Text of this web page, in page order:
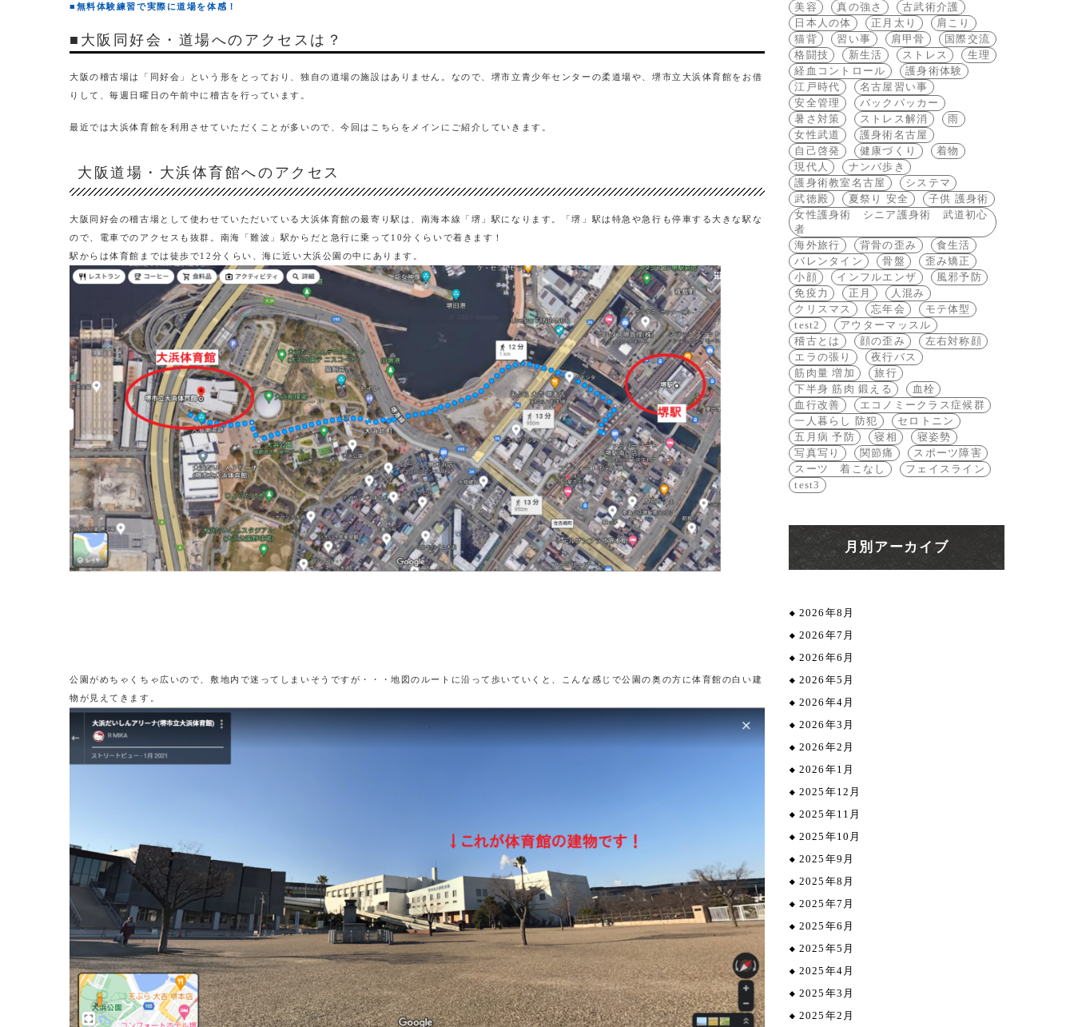
■無料体験練習で実際に道場を体感！
■大阪同好会・道場へのアクセスは？
大阪の稽古場は「同好会」という形をとっており、独自の道場の施設はありません。なので、堺市立青少年センターの柔道場や、堺市立大浜体育館をお借
りして、毎週日曜日の午前中に稽古を行っています。
最近では大浜体育館を利用させていただくことが多いので、今回はこちらをメインにご紹介していきます。
大阪道場・大浜体育館へのアクセス
大阪同好会の稽古場として使わせていただいている大浜体育館の最寄り駅は、南海本線「堺」駅になります。「堺」駅は特急や急行も停車する大きな駅な
ので、電車でのアクセスも抜群。南海「難波」駅からだと急行に乗って10分くらいで着きます！
駅からは体育館までは徒歩で12分くらい、海に近い大浜公園の中にあります。
公園がめちゃくちゃ広いので、敷地内で迷ってしまいそうですが・・・地図のルートに沿って歩いていくと、こんな感じで公園の奥の方に体育館の白い建
物が見えてきます。
美容
真の強さ
古武術介護
日本人の体
正月太り
肩こり
猫背
習い事 肩甲骨
国際交流
格闘技
新生活 ストレス
生理
経血コントロール
護身術体験
江戸時代
名古屋習い事
安全管理
バックパッカー
暑さ対策
ストレス解消
雨
女性武道
護身術名古屋
自己啓発
健康づくり
着物
現代人
ナンバ歩き
護身術教室名古屋
システマ
武徳殿
夏祭り 安全
子供 護身術
女性護身術 シニア護身術 武道初心
者
海外旅行
背骨の歪み
食生活
バレンタイン
骨盤
歪み矯正
小顔
インフルエンザ
風邪予防
免疫力
正月
人混み
クリスマス
忘年会
モテ体型
test2
アウターマッスル
稽古とは
顔の歪み
左右対称顔
エラの張り
夜行バス
筋肉量 増加
旅行
下半身 筋肉 鍛える
血栓
血行改善
エコノミークラス症候群
一人暮らし 防犯
セロトニン
五月病 予防
寝相
寝姿勢
写真写り
関節痛
スポーツ障害
スーツ 着こなし
フェイスライン
test3
月別アーカイブ
2026年8月
2026年7月
2026年6月
2026年5月
2026年4月
2026年3月
2026年2月
2026年1月
2025年12月
2025年11月
2025年10月
2025年9月
2025年8月
2025年7月
2025年6月
2025年5月
2025年4月
2025年3月
2025年2月